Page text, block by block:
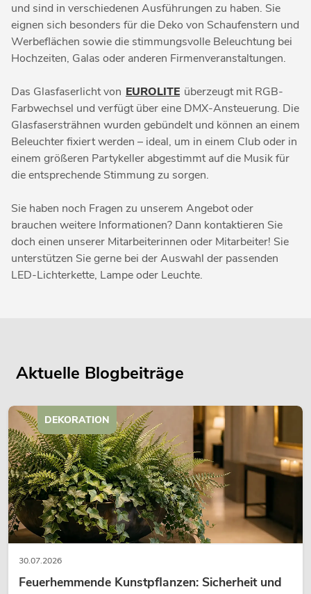
und sind in verschiedenen Ausführungen zu haben. Sie
eignen sich besonders für die Deko von Schaufenstern und
Werbeflächen sowie die stimmungsvolle Beleuchtung bei
Hochzeiten, Galas oder anderen Firmenveranstaltungen.
Das Glasfaserlicht von EUROLITE überzeugt mit RGB-
Farbwechsel und verfügt über eine DMX-Ansteuerung. Die
Glasfasersträhnen wurden gebündelt und können an einem
Beleuchter fixiert werden – ideal, um in einem Club oder in
einem größeren Partykeller abgestimmt auf die Musik für
die entsprechende Stimmung zu sorgen.
Sie haben noch Fragen zu unserem Angebot oder
brauchen weitere Informationen? Dann kontaktieren Sie
doch einen unserer Mitarbeiterinnen oder Mitarbeiter! Sie
unterstützen Sie gerne bei der Auswahl der passenden
LED-Lichterkette, Lampe oder Leuchte.
Aktuelle Blogbeiträge
30.07.2026
Feuerhemmende Kunstpflanzen: Sicherheit und
DEKORATION